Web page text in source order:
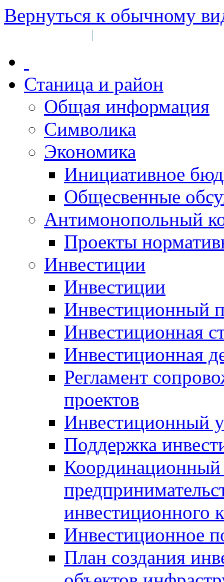
Вернуться к обычному
|
Станица и район
Общая информация
Символика
Экономика
Инициативное
Общесвенные
Антимонопольный
Проекты
Инвестиции
Инвестиции
Инвестиционный
Инвестиционная
Инвестиционная
Регламент
проектов
Инвестиционный
Поддержка
Координационный
инвестиционного
Инвестиционное
План создания